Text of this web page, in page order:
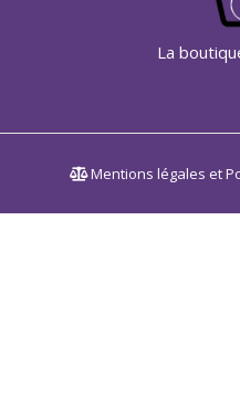
La
Mentions légales et